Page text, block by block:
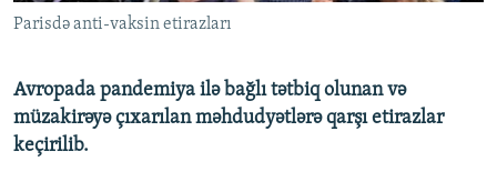
AZADLIQRADIOSU MOBIL TELEFONUNUZDA
XƏBƏR BÜLLETENLƏRIMIZ
RFE/RL-in bütün saytları
Parisdə anti-vaksin etirazları
Avropada pandemiya ilə bağlı tətbiq olunan və
müzakirəyə çıxarılan məhdudyətlərə qarşı etirazlar
keçirilib.